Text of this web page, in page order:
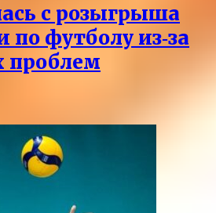
с розыгрыша
по футболу из‑за
проблем